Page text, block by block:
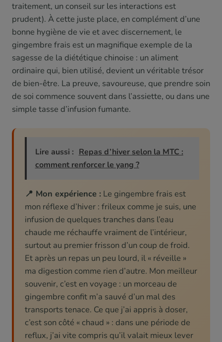
traitement, un conseil sur les interactions est
prudent). À cette juste place, en complément d’une
bonne hygiène de vie et avec discernement, le
gingembre frais est un magnifique exemple de la
sagesse de la diététique chinoise : un aliment
ordinaire qui, bien utilisé, devient un véritable trésor
de bien-être. La preuve, savoureuse, que prendre soin
de soi commence souvent dans l’assiette, ou dans une
simple tasse d’infusion fumante.
Lire aussi : Repas d’hiver selon la MTC :
comment renforcer le yang ?
📍 Mon expérience : Le gingembre frais est
mon réflexe d’hiver : frileux comme je suis, une
infusion de quelques tranches dans l’eau
chaude me réchauffe vraiment de l’intérieur,
surtout au premier frisson d’un coup de froid.
Et après un repas un peu lourd, il « réveille »
ma digestion comme rien d’autre. Mon meilleur
souvenir, c’est en voyage : un morceau de
gingembre confit m’a sauvé d’un mal des
transports tenace. Ce que j’ai appris à doser,
c’est son côté « chaud » : dans une période de
reflux, j’ai vite compris qu’il valait mieux lever